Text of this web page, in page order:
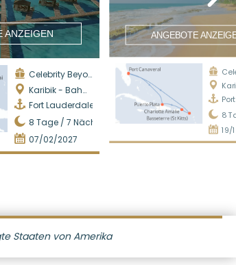
ANZEIGEN
Celebrity Beyond
Karibik - Bahamas
Fort Lauderdale
8 Tage /7 Nächte
07/02/2027
ANGEBOTE
8
19/
Staaten von Amerika